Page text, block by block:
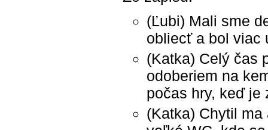
(Ľubi) Mali sme
obliecť a bol viac
(Katka) Celý čas
odoberiem na
počas hry, keď je
(Katka) Chytil